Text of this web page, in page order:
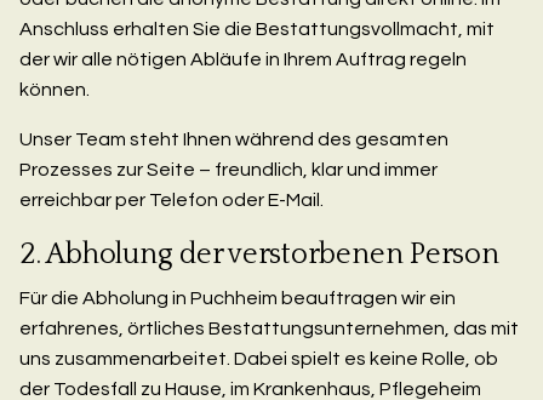
Anschluss erhalten Sie die Bestattungsvollmacht, mit
der wir alle nötigen Abläufe in Ihrem Auftrag regeln
können.
Unser Team steht Ihnen während des gesamten
Prozesses zur Seite – freundlich, klar und immer
erreichbar per Telefon oder E-Mail.
2. Abholung der verstorbenen Person
Für die Abholung in Puchheim beauftragen wir ein
erfahrenes, örtliches Bestattungsunternehmen, das mit
uns zusammenarbeitet. Dabei spielt es keine Rolle, ob
der Todesfall zu Hause, im Krankenhaus, Pflegeheim